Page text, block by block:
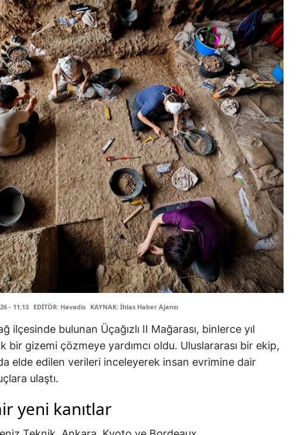
- 11:13 EDİTÖR: Havadis KAYNAK: İhlas Haber Ajansı
ilçesinde bulunan Üçağızlı II Mağarası, binlerce yıl
bir gizemi çözmeye yardımcı oldu. Uluslararası bir ekip,
elde edilen verileri inceleyerek insan evrimine dair
ulaştı.
yeni kanıtlar